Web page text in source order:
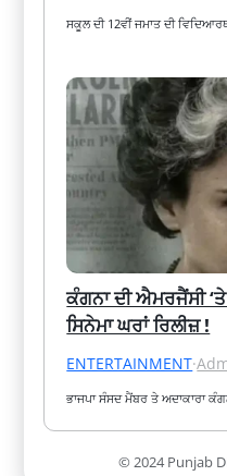
ਸਕੂਲ ਦੀ 12ਵੀਂ ਜਮਾਤ ਦੀ
ਕੰਗਨਾ ਦੀ ਐਮਰਜੈਂਸੀ
ਸਿਨੇਮਾ ਘਰਾਂ ਰਿਲੀਜ਼ !
ENTERTAINMENT·
ਭਾਜਪਾ ਸੰਸਦ ਮੈਂਬਰ ਤੇ ਅਦਾਕਾਰਾ
© 2024 Punjab